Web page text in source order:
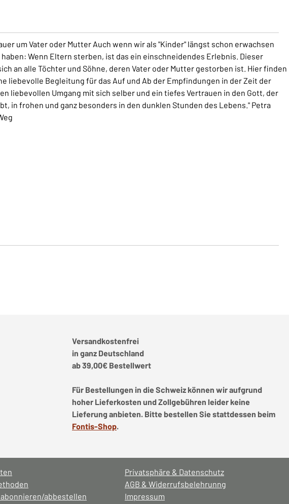
um Vater oder Mutter Auch wenn wir als "Kinder" längst schon erwachsen
Wenn Eltern sterben, ist das ein einschneidendes Erlebnis. Dieser
an alle Töchter und Söhne, deren Vater oder Mutter gestorben ist. Hier finden
liebevolle Begleitung für das Auf und Ab der Empfindungen in der Zeit der
liebevollen Umgang mit sich selber und ein tiefes Vertrauen in den Gott, der
in frohen und ganz besonders in den dunklen Stunden des Lebens." Petra
Versandkostenfrei
in ganz Deutschland
ab 39,00€ Bestellwert
Für Bestellungen in die Schweiz können wir aufgrund
hoher Lieferkosten und Zollgebühren leider keine
Lieferung anbieten. Bitte bestellen Sie stattdessen beim
Fontis-Shop.
abbestellen
Privatsphäre & Datenschutz
AGB & Widerrufsbelehrunng
Impressum